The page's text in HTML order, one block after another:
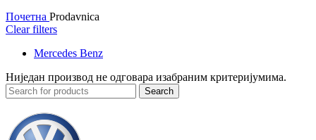
Почетна Prodavnica
Clear filters
Mercedes Benz
Ниједан производ не одговара изабраним критеријумима.
Search